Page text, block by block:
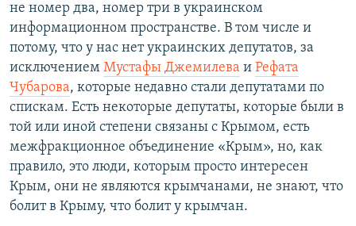
не номер два, номер три в украинском
информационном пространстве. В том числе и
потому, что у нас нет украинских депутатов, за
исключением Мустафы Джемилева и Рефата
Чубарова, которые недавно стали депутатами по
спискам. Есть некоторые депутаты, которые были в
той или иной степени связаны с Крымом, есть
межфракционное объединение «Крым», но, как
правило, это люди, которым просто интересен
Крым, они не являются крымчанами, не знают, что
болит в Крыму, что болит у крымчан.